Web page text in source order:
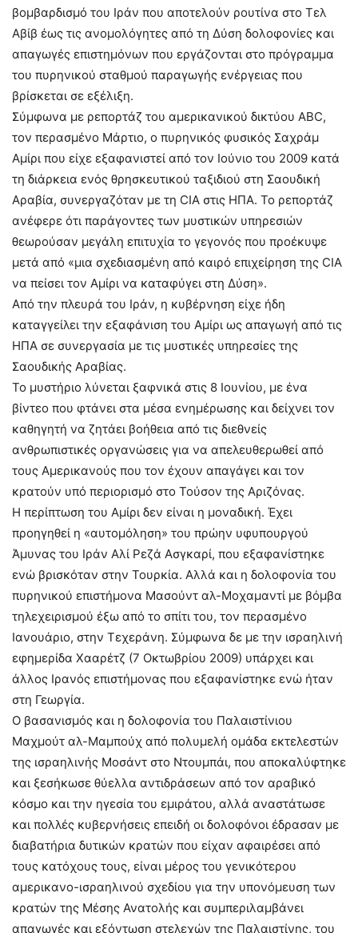
βομβαρδισμό του Ιράν που αποτελούν ρουτίνα στο Τελ
Αβίβ έως τις ανομολόγητες από τη Δύση δολοφονίες και
απαγωγές επιστημόνων που εργάζονται στο πρόγραμμα
του πυρηνικού σταθμού παραγωγής ενέργειας που
βρίσκεται σε εξέλιξη.
Σύμφωνα με ρεπορτάζ του αμερικανικού δικτύου ABC,
τον περασμένο Μάρτιο, ο πυρηνικός φυσικός Σαχράμ
Αμίρι που είχε εξαφανιστεί από τον Ιούνιο του 2009 κατά
τη διάρκεια ενός θρησκευτικού ταξιδιού στη Σαουδική
Αραβία, συνεργαζόταν με τη CIA στις ΗΠΑ. Το ρεπορτάζ
ανέφερε ότι παράγοντες των μυστικών υπηρεσιών
θεωρούσαν μεγάλη επιτυχία το γεγονός που προέκυψε
μετά από «μια σχεδιασμένη από καιρό επιχείρηση της CIA
να πείσει τον Αμίρι να καταφύγει στη Δύση».
Από την πλευρά του Ιράν, η κυβέρνηση είχε ήδη
καταγγείλει την εξαφάνιση του Αμίρι ως απαγωγή από τις
ΗΠΑ σε συνεργασία με τις μυστικές υπηρεσίες της
Σαουδικής Αραβίας.
Το μυστήριο λύνεται ξαφνικά στις 8 Ιουνίου, με ένα
βίντεο που φτάνει στα μέσα ενημέρωσης και δείχνει τον
καθηγητή να ζητάει βοήθεια από τις διεθνείς
ανθρωπιστικές οργανώσεις για να απελευθερωθεί από
τους Αμερικανούς που τον έχουν απαγάγει και τον
κρατούν υπό περιορισμό στο Τούσον της Αριζόνας.
Η περίπτωση του Αμίρι δεν είναι η μοναδική. Έχει
προηγηθεί η «αυτομόληση» του πρώην υφυπουργού
Άμυνας του Ιράν Αλί Ρεζά Ασγκαρί, που εξαφανίστηκε
ενώ βρισκόταν στην Τουρκία. Αλλά και η δολοφονία του
πυρηνικού επιστήμονα Μασούντ αλ-Μοχαμαντί με βόμβα
τηλεχειρισμού έξω από το σπίτι του, τον περασμένο
Ιανουάριο, στην Τεχεράνη. Σύμφωνα δε με την ισραηλινή
εφημερίδα Χααρέτζ (7 Οκτωβρίου 2009) υπάρχει και
άλλος Ιρανός επιστήμονας που εξαφανίστηκε ενώ ήταν
στη Γεωργία.
Ο βασανισμός και η δολοφονία του Παλαιστίνιου
Μαχμούτ αλ-Μαμπούχ από πολυμελή ομάδα εκτελεστών
της ισραηλινής Μοσάντ στο Ντουμπάι, που αποκαλύφτηκε
και ξεσήκωσε θύελλα αντιδράσεων από τον αραβικό
κόσμο και την ηγεσία του εμιράτου, αλλά αναστάτωσε
και πολλές κυβερνήσεις επειδή οι δολοφόνοι έδρασαν με
διαβατήρια δυτικών κρατών που είχαν αφαιρέσει από
τους κατόχους τους, είναι μέρος του γενικότερου
αμερικανο-ισραηλινού σχεδίου για την υπονόμευση των
κρατών της Μέσης Ανατολής και συμπεριλαμβάνει
απαγωγές και εξόντωση στελεχών της Παλαιστίνης, του